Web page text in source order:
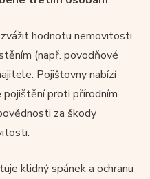
hodnotu nemovitosti
(např. povodňové
Pojišťovny nabízí
pojištění proti přírodním
za škody
klidný spánek a ochranu